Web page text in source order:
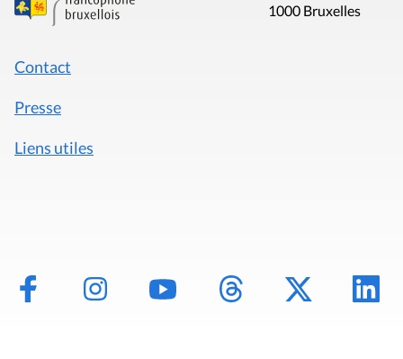
1000 Bruxelles
Contact
Presse
Liens utiles